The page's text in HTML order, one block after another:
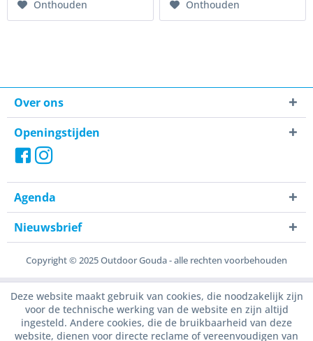
Onthouden Onthouden
Over ons
Openingstijden
Agenda
Nieuwsbrief
Copyright © 2025 Outdoor Gouda - alle rechten voorbehouden
Deze website maakt gebruik van cookies, die noodzakelijk zijn
voor de technische werking van de website en zijn altijd
ingesteld. Andere cookies, die de bruikbaarheid van deze
website, dienen voor directe reclame of vereenvoudigen van